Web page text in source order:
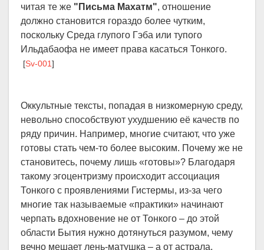
читая те же "Письма Махатм", отношение
должно становится гораздо более чутким,
поскольку Среда глупого Гэба или тупого
Ильдабаофа не имеет права касаться Тонкого.
[Sv-001]
Оккультные тексты, попадая в низкомерную среду,
невольно способствуют ухудшению её качеств по
ряду причин. Например, многие считают, что уже
готовы стать чем-то более высоким. Почему же не
становитесь, почему лишь «готовы»? Благодаря
такому эгоцентризму происходит ассоциация
Тонкого с проявлениями Гистермы, из-за чего
многие так называемые «практики» начинают
черпать вдохновение не от Тонкого – до этой
области Бытия нужно дотянуться разумом, чему
вечно мешает лень-матушка – а от астрала,